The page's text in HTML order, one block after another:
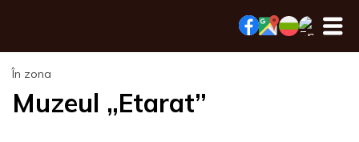
În zona
Muzeul „Etarat”